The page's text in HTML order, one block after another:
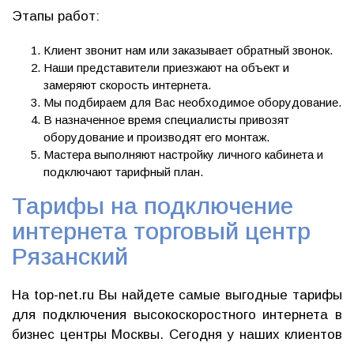
Этапы работ:
Клиент звонит нам или заказывает обратный звонок.
Наши представители приезжают на объект и
замеряют скорость интернета.
Мы подбираем для Вас необходимое оборудование.
В назначенное время специалисты привозят
оборудование и производят его монтаж.
Мастера выполняют настройку личного кабинета и
подключают тарифный план.
Тарифы на подключение
интернета торговый центр
Рязанский
На top-net.ru Вы найдете самые выгодные тарифы
для подключения высокоскоростного интернета в
бизнес центры Москвы. Сегодня у наших клиентов